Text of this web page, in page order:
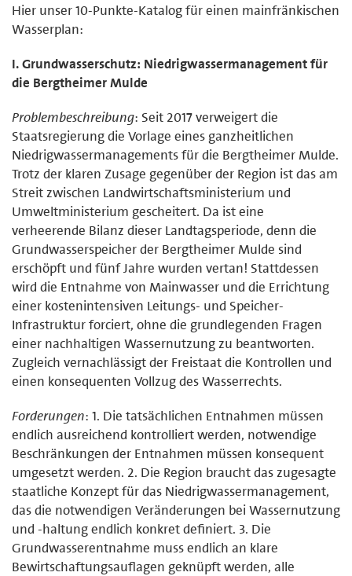
Hier unser 10-Punkte-Katalog für einen mainfränkischen
Wasserplan:
I. Grundwasserschutz: Niedrigwassermanagement für
die Bergtheimer Mulde
Problembeschreibung: Seit 2017 verweigert die
Staatsregierung die Vorlage eines ganzheitlichen
Niedrigwassermanagements für die Bergtheimer Mulde.
Trotz der klaren Zusage gegenüber der Region ist das am
Streit zwischen Landwirtschaftsministerium und
Umweltministerium gescheitert. Da ist eine
verheerende Bilanz dieser Landtagsperiode, denn die
Grundwasserspeicher der Bergtheimer Mulde sind
erschöpft und fünf Jahre wurden vertan! Stattdessen
wird die Entnahme von Mainwasser und die Errichtung
einer kostenintensiven Leitungs- und Speicher-
Infrastruktur forciert, ohne die grundlegenden Fragen
einer nachhaltigen Wassernutzung zu beantworten.
Zugleich vernachlässigt der Freistaat die Kontrollen und
einen konsequenten Vollzug des Wasserrechts.
Forderungen: 1. Die tatsächlichen Entnahmen müssen
endlich ausreichend kontrolliert werden, notwendige
Beschränkungen der Entnahmen müssen konsequent
umgesetzt werden. 2. Die Region braucht das zugesagte
staatliche Konzept für das Niedrigwassermanagement,
das die notwendigen Veränderungen bei Wassernutzung
und -haltung endlich konkret definiert. 3. Die
Grundwasserentnahme muss endlich an klare
Bewirtschaftungsauflagen geknüpft werden, alle